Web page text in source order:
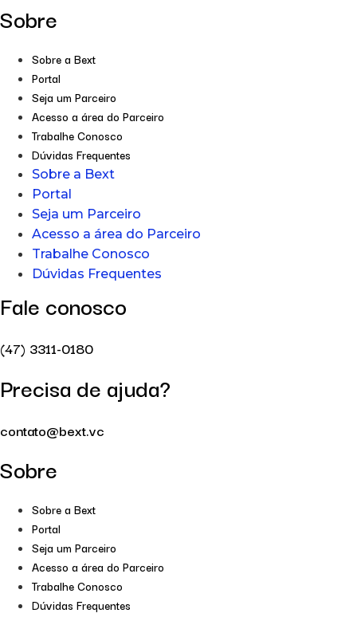
Sobre
Sobre a Bext
Portal
Seja um Parceiro
Acesso a área do Parceiro
Trabalhe Conosco
Dúvidas Frequentes
Sobre a Bext
Portal
Seja um Parceiro
Acesso a área do Parceiro
Trabalhe Conosco
Dúvidas Frequentes
Fale conosco
(47) 3311-0180
Precisa de ajuda?
contato@bext.vc
Sobre
Sobre a Bext
Portal
Seja um Parceiro
Acesso a área do Parceiro
Trabalhe Conosco
Dúvidas Frequentes